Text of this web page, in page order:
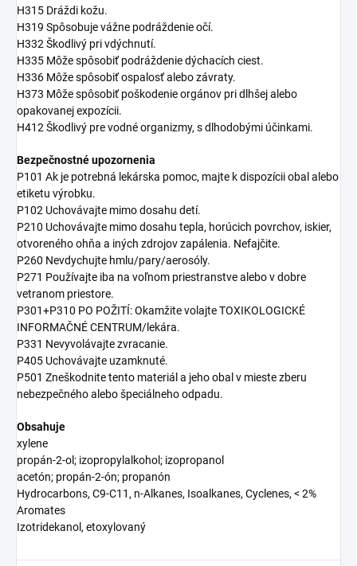
H315 Dráždi kožu.
H319 Spôsobuje vážne podráždenie očí.
H332 Škodlivý pri vdýchnutí.
H335 Môže spôsobiť podráždenie dýchacích ciest.
H336 Môže spôsobiť ospalosť alebo závraty.
H373 Môže spôsobiť poškodenie orgánov pri dlhšej alebo
opakovanej expozícii.
H412 Škodlivý pre vodné organizmy, s dlhodobými účinkami.
Bezpečnostné upozornenia
P101 Ak je potrebná lekárska pomoc, majte k dispozícii obal alebo
etiketu výrobku.
P102 Uchovávajte mimo dosahu detí.
P210 Uchovávajte mimo dosahu tepla, horúcich povrchov, iskier,
otvoreného ohňa a iných zdrojov zapálenia. Nefajčite.
P260 Nevdychujte hmlu/pary/aerosóly.
P271 Používajte iba na voľnom priestranstve alebo v dobre
vetranom priestore.
P301+P310 PO POŽITÍ: Okamžite volajte TOXIKOLOGICKÉ
INFORMAČNÉ CENTRUM/lekára.
P331 Nevyvolávajte zvracanie.
P405 Uchovávajte uzamknuté.
P501 Zneškodnite tento materiál a jeho obal v mieste zberu
nebezpečného alebo špeciálneho odpadu.
Obsahuje
xylene
propán-2-ol; izopropylalkohol; izopropanol
acetón; propán-2-ón; propanón
Hydrocarbons, C9-C11, n-Alkanes, Isoalkanes, Cyclenes, < 2%
Aromates
Izotridekanol, etoxylovaný